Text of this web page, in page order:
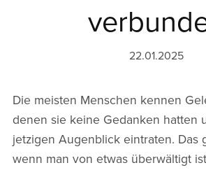
22.01.2025
Die meisten Menschen kennen
denen sie keine Gedanken hatten
jetzigen Augenblick eintraten. Das
wenn man von etwas überwältigt